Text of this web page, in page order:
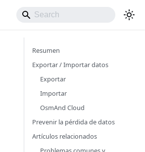
Resumen
Exportar / Importar datos
Exportar
Importar
OsmAnd Cloud
Prevenir la pérdida de datos
Artículos relacionados